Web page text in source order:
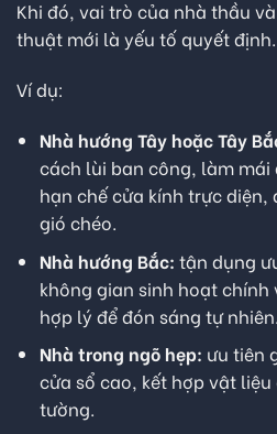
Khi đó, vai trò của nhà thầu
thuật mới là yếu tố quyết định.
Ví dụ:
Nhà hướng Tây hoặc Tây
cách lùi ban công, làm mái
hạn chế cửa kính trực
gió chéo.
Nhà hướng Bắc: tận dụng
không gian sinh hoạt
hợp lý để đón sáng tự nhiên.
Nhà trong ngõ hẹp: ưu tiên
cửa sổ cao, kết hợp vật
tường.